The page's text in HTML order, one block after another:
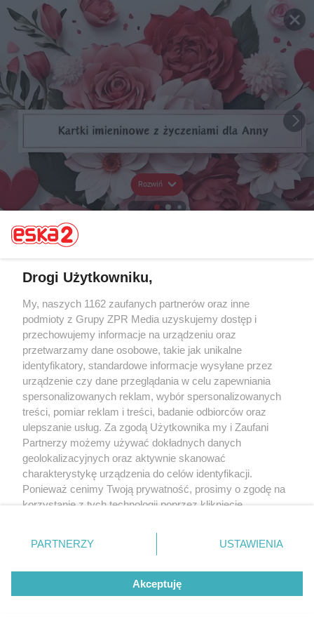
Rozwiń
Drogi Użytkowniku,
My, naszych 1162 zaufanych partnerów oraz inne
podmioty z Grupy ZPR Media uzyskujemy dostęp i
przechowujemy informacje na urządzeniu oraz
przetwarzamy dane osobowe, takie jak unikalne
identyfikatory, standardowe informacje wysyłane przez
urządzenie czy dane przeglądania w celu zapewniania
spersonalizowanych reklam, wybór spersonalizowanych
treści, pomiar reklam i treści, badanie odbiorców oraz
ulepszanie usług. Za zgodą Użytkownika my i Zaufani
Partnerzy możemy używać dokładnych danych
geolokalizacyjnych oraz aktywnie skanować
charakterystykę urządzenia do celów identyfikacji.
Ponieważ cenimy Twoją prywatność, prosimy o zgodę na
korzystanie z tych technologii poprzez kliknięcie
zmienić/wycofać klikając przycisk ustawień prywatności
znajdujący się w lewym dolnym rogu strony
rodzaje przetwarzania danych nie wymagają zgody
użytkownika, ale masz prawo sprzeciwić się takiemu
przetwarzaniu. Preferencje będą miały zastosowanie tylko
PARTNERZY USTAWIENIA
Akceptuję